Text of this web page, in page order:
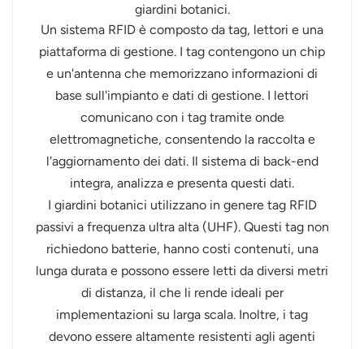
giardini botanici.
Un sistema RFID è composto da tag, lettori e una
piattaforma di gestione. I tag contengono un chip
e un'antenna che memorizzano informazioni di
base sull'impianto e dati di gestione. I lettori
comunicano con i tag tramite onde
elettromagnetiche, consentendo la raccolta e
l'aggiornamento dei dati. Il sistema di back-end
integra, analizza e presenta questi dati.
I giardini botanici utilizzano in genere tag RFID
passivi a frequenza ultra alta (UHF). Questi tag non
richiedono batterie, hanno costi contenuti, una
lunga durata e possono essere letti da diversi metri
di distanza, il che li rende ideali per
implementazioni su larga scala. Inoltre, i tag
devono essere altamente resistenti agli agenti